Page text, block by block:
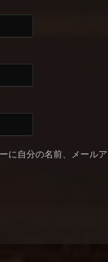
に自分の名前、メール